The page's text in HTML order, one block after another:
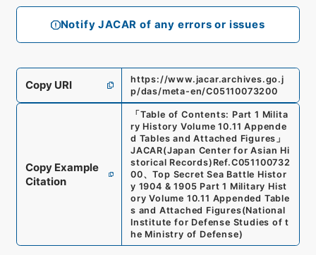
Notify JACAR of any errors or issues
Copy URI
https://www.jacar.archives.go.j
p/das/meta-en/C05110073200
Copy Example
Citation
「 Table of Contents: Part 1 Milita
ry History Volume 10.11 Appende
d Tables and Attached Figures 」
JACAR(Japan Center for Asian Hi
storical Records) Ref.C051100732
00、Top Secret Sea Battle Histor
y 1904 & 1905 Part 1 Military Hist
ory Volume 10.11 Appended Table
s and Attached Figures(National
Institute for Defense Studies of t
he Ministry of Defense)